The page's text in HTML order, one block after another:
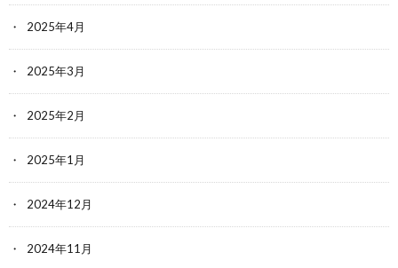
2025年4月
2025年3月
2025年2月
2025年1月
2024年12月
2024年11月